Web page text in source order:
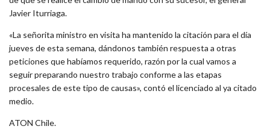
Javier Iturriaga.
«La señorita ministro en visita ha mantenido la citación para el día
jueves de esta semana, dándonos también respuesta a otras
peticiones que habíamos requerido, razón por la cual vamos a
seguir preparando nuestro trabajo conforme a las etapas
procesales de este tipo de causas», contó el licenciado al ya citado
medio.
ATON Chile.